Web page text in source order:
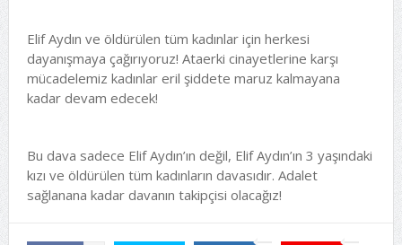
Elif Aydın ve öldürülen tüm kadınlar için herkesi
dayanışmaya çağırıyoruz! Ataerki cinayetlerine karşı
mücadelemiz kadınlar eril şiddete maruz kalmayana
kadar devam edecek!
Bu dava sadece Elif Aydın’ın değil, Elif Aydın’ın 3 yaşındaki
kızı ve öldürülen tüm kadınların davasıdır. Adalet
sağlanana kadar davanın takipçisi olacağız!